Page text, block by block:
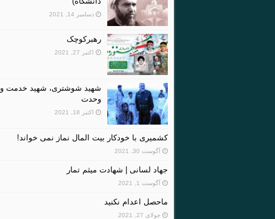
دسامبر 14, 2021
رهبرکوچک
اکتبر 27, 2021
شهید شوشتری، شهید خدمت و
وحدت
اکتبر 18, 2021
کشمیری با خودکار بیت المال نماز نمی خواند!
آگوست 30, 2021
جهاد لسانی | شهادت میثم تمار
آگوست 1, 2021
ماحصل اعدام نکنید
جولای 27, 2021